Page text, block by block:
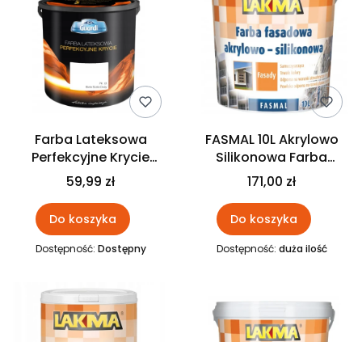
Farba Lateksowa
Perfekcyjne Krycie
BIAŁA SZATA DOŻY
GUARDI
59,99 zł
Do koszyka
Dostępność: Dostępny
FASMAL 10L Akrylowo
Silikonowa Farba
Zewnętrzna LAKMA
171,00 zł
Do koszyka
Dostępność: duża ilość